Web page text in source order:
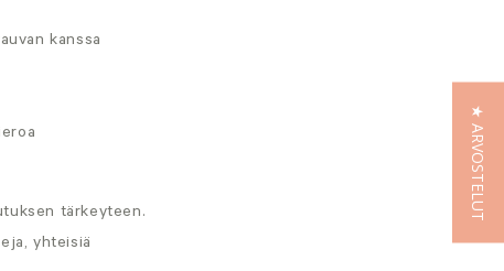
kanssa
tärkeyteen.
yhteisiä
★ ARVOSTELUT